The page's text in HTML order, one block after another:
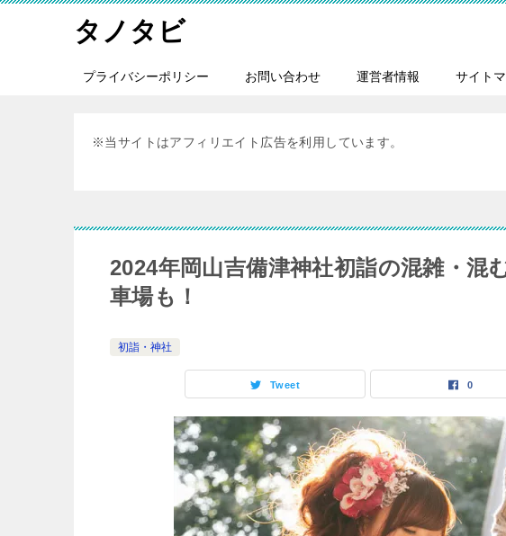
タノタビ
プライバシーポリシー お問い合わせ 運営者情報 サイト
※当サイトはアフィリエイト広告を利用しています。
2024年岡山吉備津神社初詣の混雑・混
車場も！
初詣・神社
Tweet 0